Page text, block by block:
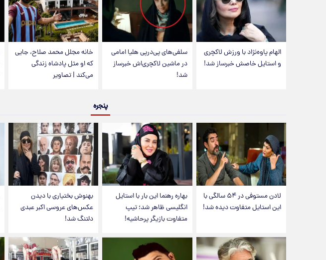
الهام پاوه‌نژاد با ورزش لاکچری
و استایل خاصش خبرساز شد!
سلفی‌های پی‌درپی هلیا امامی
در ماشین لاکچری‌اش خبرساز
شد!
خانه مجلل محمد صلاح، جایی
که او مثل پادشاه زندگی
می‌کند | تصاویر
پنجره
لادن مستوفی در ۵۴ سالگی با
این استایل متفاوت دیده شد!
بهاره رهنما این بار با استایل
انگلیسی ظاهر شد؛ تیپ
متفاوت بازیگر پرحاشیه!
بهنوش بختیاری با دیدن
عکس‌های عروسی اکبر عبدی
دلتنگ شد!